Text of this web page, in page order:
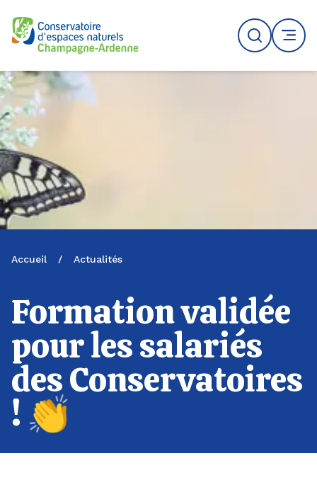
Logo du CENCA
Recherche
MENU
Accueil / Actualités
Formation validée
pour les salariés
des Conservatoires
! 👏